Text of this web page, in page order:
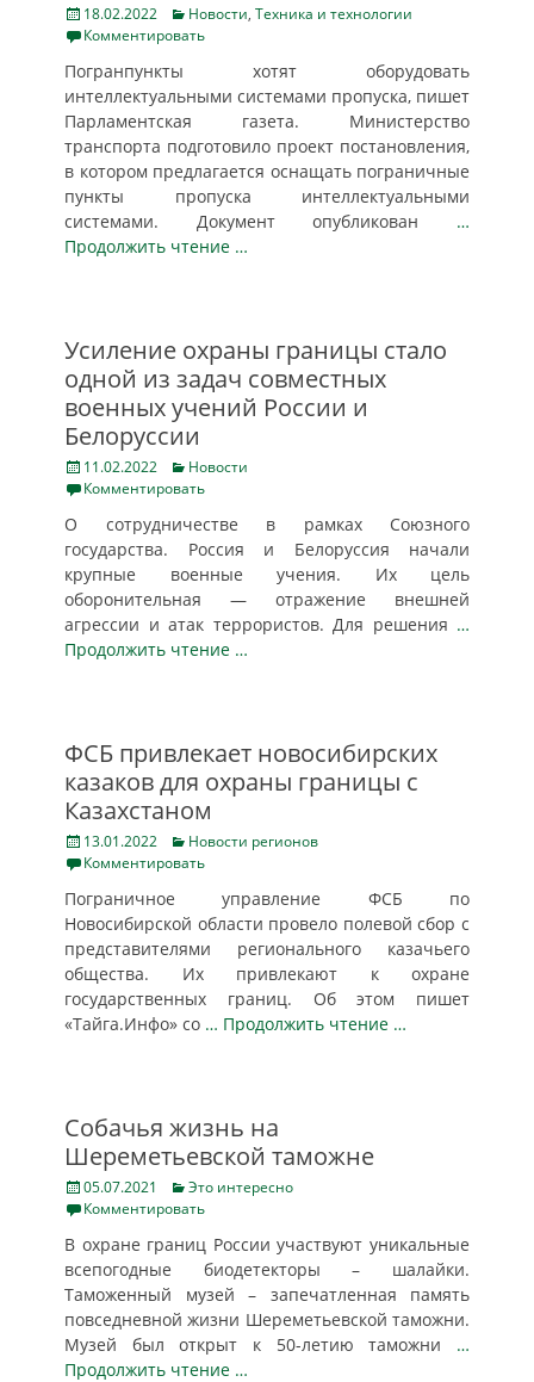
Posted
on
18.02.2022 Categories
Новости, Техника и технологии
Комментировать
Погранпункты хотят оборудовать
интеллектуальными системами пропуска, пишет
Парламентская газета. Министерство
транспорта подготовило проект постановления,
в котором предлагается оснащать пограничные
пункты пропуска интеллектуальными
системами. Документ опубликован …
Продолжить чтение …
Усиление охраны границы стало
одной из задач совместных
военных учений России и
Белоруссии
Posted
on
11.02.2022 Categories
Новости
Комментировать
О сотрудничестве в рамках Союзного
государства. Россия и Белоруссия начали
крупные военные учения. Их цель
оборонительная — отражение внешней
агрессии и атак террористов. Для решения …
Продолжить чтение …
ФСБ привлекает новосибирских
казаков для охраны границы с
Казахстаном
Posted
on
13.01.2022 Categories
Новости регионов
Комментировать
Пограничное управление ФСБ по
Новосибирской области провело полевой сбор с
представителями регионального казачьего
общества. Их привлекают к охране
государственных границ. Об этом пишет
«Тайга.Инфо» со … Продолжить чтение …
Собачья жизнь на
Шереметьевской таможне
Posted
on
05.07.2021 Categories
Это интересно
Комментировать
В охране границ России участвуют уникальные
всепогодные биодетекторы – шалайки.
Таможенный музей – запечатленная память
повседневной жизни Шереметьевской таможни.
Музей был открыт к 50-летию таможни …
Продолжить чтение …